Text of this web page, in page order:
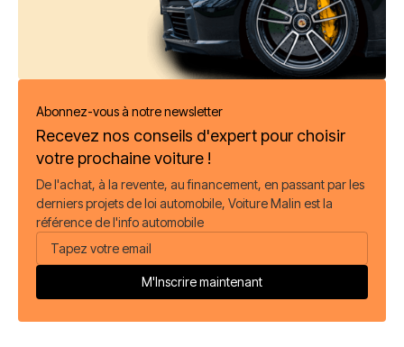
Abonnez-vous à notre newsletter
Recevez nos conseils d'expert pour choisir
votre prochaine voiture !
De l'achat, à la revente, au financement, en passant par les
derniers projets de loi automobile, Voiture Malin est la
référence de l'info automobile